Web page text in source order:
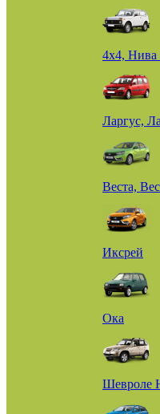
4х4, Нива
Ларгус,
Веста,
Иксрей
Ока
Шевроле